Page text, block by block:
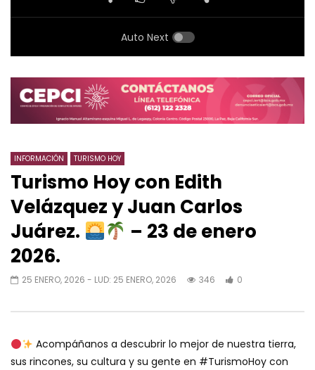
Auto Next
INFORMACIÓN TURISMO HOY
Turismo Hoy con Edith
Velázquez y Juan Carlos
Juárez.
– 23 de enero
2026.
25 ENERO, 2026 - LUD: 25 ENERO, 2026 346 0
Acompáñanos a descubrir lo mejor de nuestra tierra,
sus rincones, su cultura y su gente en #TurismoHoy con